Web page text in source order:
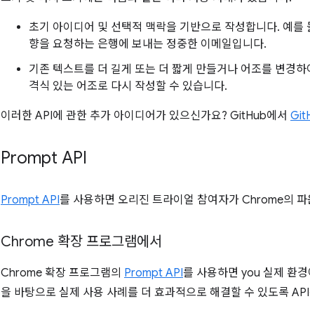
초기 아이디어 및 선택적 맥락을 기반으로 작성합니다. 예
향을 요청하는 은행에 보내는 정중한 이메일입니다.
기존 텍스트를 더 길게 또는 더 짧게 만들거나 어조를 변경
격식 있는 어조로 다시 작성할 수 있습니다.
이러한 API에 관한 추가 아이디어가 있으신가요? GitHub에서
Prompt API
Prompt API를 사용하면 오리진 트라이얼 참여자가 Chrome의
Chrome 확장 프로그램에서
Chrome 확장 프로그램의 Prompt API를 사용하면 you 실제 환
을 바탕으로 실제 사용 사례를 더 효과적으로 해결할 수 있도록